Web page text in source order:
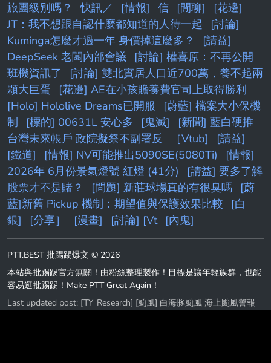
旅團級別嗎？
快訊／ [情報] 信 [閒聊]
[花邊]
JT：我不想跟自認什麼都知道的人待一起
[討論]
Kuminga怎麼才過一年 身價掉這麼多？
[請益]
DeepSeek 老闆內部會議
[討論] 權喜原：不再公開
班機資訊了
[討論] 雙北實居人口近700萬，養不起兩
顆大巨蛋
[花邊] AE在小孩贍養費官司上取得勝利
[Holo] Hololive Dreams已開服
[蔚藍] 檔案大小保機
制
[標的] 00631L 安心多 [鬼滅]
[新聞] 藍白硬推
台灣未來帳戶 政院擬祭不副署反
［Vtub]
[請益]
[鐵道]
[情報] NV可能推出5090SE(5080Ti)
[情報]
2026年 6月份景氣燈號 紅燈 (41分)
[請益] 要多了解
股票才不是賭？
[問題] 新莊球場真的有很臭嗎
[蔚
藍]新舊 Pickup 機制：期望值與保護效果比較
[白
銀]
[分享］ [漫畫] [討論] [Vt [內鬼]
PTT.BEST 批踢踢爆文 © 2026
本站與批踢踢官方無關！由粉絲整理製作！目標是讓年輕族群，也能
容易逛批踢踢！Make PTT Great Again！
Last updated post: [TY_Research] [颱風] 白海豚颱風 海上颱風警報